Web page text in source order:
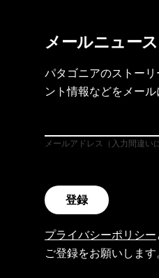
メールニュー
パタゴニアのストー
ント情報などをメール
メールアドレス（入力間違い
登録
プライバシーポリシー
ご登録をお願いします。